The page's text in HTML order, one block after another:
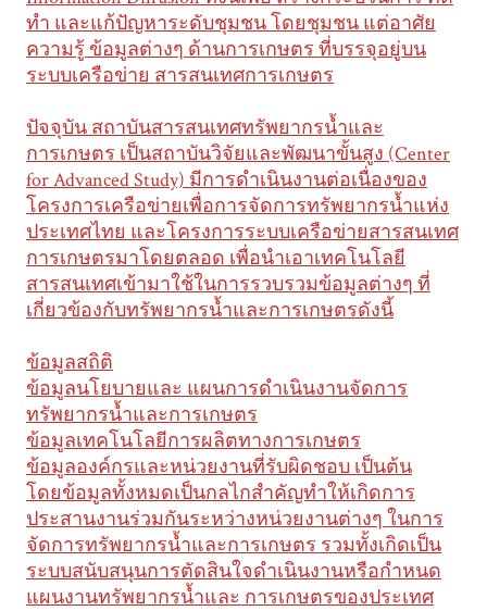
ทำ และแก้ปัญหาระดับชุมชน โดยชุมชน แต่อาศัย
ความรู้ ข้อมูลต่างๆ ด้านการเกษตร ที่บรรจุอยู่บน
ระบบเครือข่าย สารสนเทศการเกษตร
ปัจจุบัน สถาบันสารสนเทศทรัพยากรน้ำและ
การเกษตร เป็นสถาบันวิจัยและพัฒนาขั้นสูง (Center
for Advanced Study) มีการดำเนินงานต่อเนื่องของ
โครงการเครือข่ายเพื่อการจัดการทรัพยากรน้ำแห่ง
ประเทศไทย และโครงการระบบเครือข่ายสารสนเทศ
การเกษตรมาโดยตลอด เพื่อนำเอาเทคโนโลยี
สารสนเทศเข้ามาใช้ในการรวบรวมข้อมูลต่างๆ ที่
เกี่ยวข้องกับทรัพยากรน้ำและการเกษตรดังนี้
ข้อมูลสถิติ
ข้อมูลนโยบายและ แผนการดำเนินงานจัดการ
ทรัพยากรน้ำและการเกษตร
ข้อมูลเทคโนโลยีการผลิตทางการเกษตร
ข้อมูลองค์กรและหน่วยงานที่รับผิดชอบ เป็นต้น
โดยข้อมูลทั้งหมดเป็นกลไกสำคัญทำให้เกิดการ
ประสานงานร่วมกันระหว่างหน่วยงานต่างๆ ในการ
จัดการทรัพยากรน้ำและการเกษตร รวมทั้งเกิดเป็น
ระบบสนับสนุนการตัดสินใจดำเนินงานหรือกำหนด
แผนงานทรัพยากรน้ำและ การเกษตรของประเทศ